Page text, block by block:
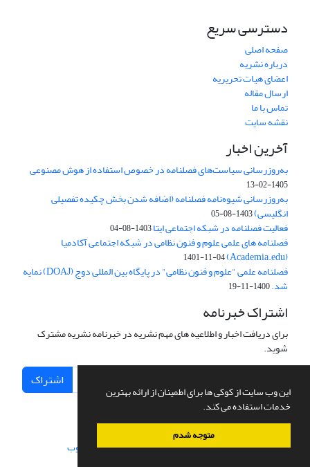
این وب سایت از کوکی ها برای اطمینان از ارائه بهترین
خدمات استفاده می کند.
متوجه شدم
دسترسی سریع
صفحه اصلی
درباره نشریه
اعضای هیات تحریریه
ارسال مقاله
تماس با ما
نقشه سایت
آخرین اخبار
به‌روزرسانی سیاست‌های فصلنامه در خصوص استفاده از هوش مصنوعی
1405-02-13
به‌روزرسانی شیوه‌نامه فصلنامه (اضافه شدن بخش چکیده تفصیلی
انگلیسی)1403-08-05
فعالیت فصلنامه در شبکه اجتماعی ایتا1403-08-04
فصلنامه های علمی علوم و فنون نظامی در شبکه اجتماعی آکادمیا
(Academia.edu)
1401-11-04
فصلنامه علمی "علوم و فنون نظامی" در پایگاه بین المللی دوج (DOAJ) نمایه
شد.1400-11-19
اشتراک خبرنامه
برای دریافت اخبار و اطلاعیه های مهم نشریه در خبرنامه نشریه مشترک
شوید.
اشتراک
سامانه مدیریت نشریات علمی.طراحی و پیاده سازی از سیناوب